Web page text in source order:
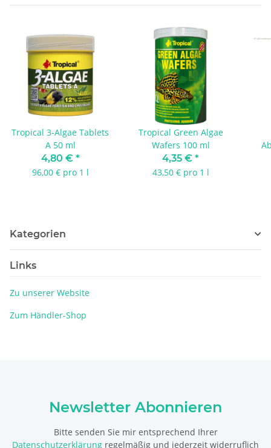
Tropical 3-Algae Tablets
A 50 ml
4,80 € *
96,00 € pro 1 l
Tropical Green Algae
Wafers 100 ml
4,35 € *
43,50 € pro 1 l
Kategorien
Links
Zu unserer Website
Zum Händler-Shop
Newsletter Abonnieren
Bitte senden Sie mir entsprechend Ihrer
Datenschutzerklärung regelmäßig und jederzeit widerruflich